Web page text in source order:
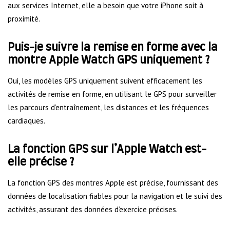
aux services Internet, elle a besoin que votre iPhone soit à
proximité.
Puis-je suivre la remise en forme avec la
montre Apple Watch GPS uniquement ?
Oui, les modèles GPS uniquement suivent efficacement les
activités de remise en forme, en utilisant le GPS pour surveiller
les parcours d’entraînement, les distances et les fréquences
cardiaques.
La fonction GPS sur l’Apple Watch est-
elle précise ?
La fonction GPS des montres Apple est précise, fournissant des
données de localisation fiables pour la navigation et le suivi des
activités, assurant des données d’exercice précises.